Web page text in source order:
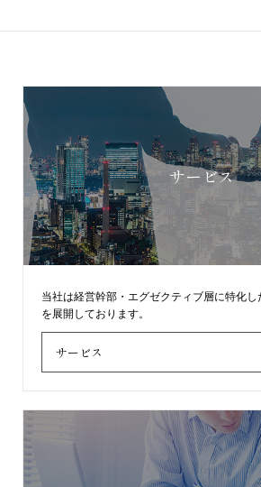
サービス
当社は経営幹部・エグゼクティブ層に特化
を展開しております。
サービス